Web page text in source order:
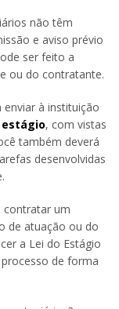
não têm
e aviso prévio
ser feito a
ou do contratante.
enviar à instituição
, com vistas
também deverá
desenvolvidas
contratar um
de atuação ou do
a Lei do Estágio
de forma